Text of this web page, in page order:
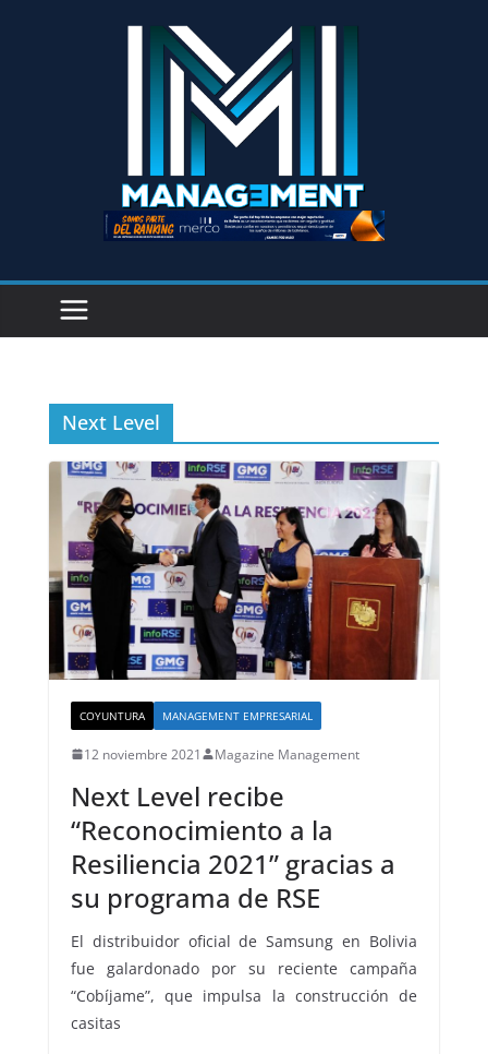
Next Level
COYUNTURA MANAGEMENT EMPRESARIAL
12 noviembre 2021 Magazine Management
Next Level recibe
“Reconocimiento a la
Resiliencia 2021” gracias a
su programa de RSE
El distribuidor oficial de Samsung en Bolivia
fue galardonado por su reciente campaña
“Cobíjame”, que impulsa la construcción de
casitas